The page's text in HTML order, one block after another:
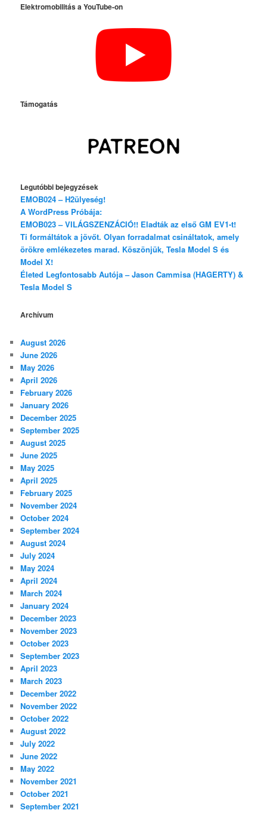
Elektromobilitás a YouTube-on
Támogatás
Legutóbbi bejegyzések
EMOB024 – H2ülyeség!
A WordPress Próbája:
EMOB023 – VILÁGSZENZÁCIÓ!! Eladták az első GM EV1-t!
Ti formáltátok a jövőt. Olyan forradalmat csináltatok, amely
örökre emlékezetes marad. Köszönjük, Tesla Model S és
Model X!
Életed Legfontosabb Autója – Jason Cammisa (HAGERTY) &
Tesla Model S
Archívum
August 2026
June 2026
May 2026
April 2026
February 2026
January 2026
December 2025
September 2025
August 2025
June 2025
May 2025
April 2025
February 2025
November 2024
October 2024
September 2024
August 2024
July 2024
May 2024
April 2024
March 2024
January 2024
December 2023
November 2023
October 2023
September 2023
April 2023
March 2023
December 2022
November 2022
October 2022
August 2022
July 2022
June 2022
May 2022
November 2021
October 2021
September 2021